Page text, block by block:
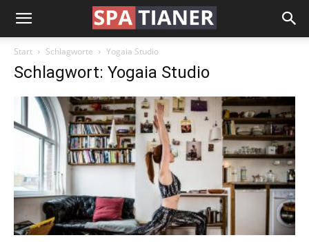
Start Schlagworte Yogaia Studio
Schlagwort: Yogaia Studio